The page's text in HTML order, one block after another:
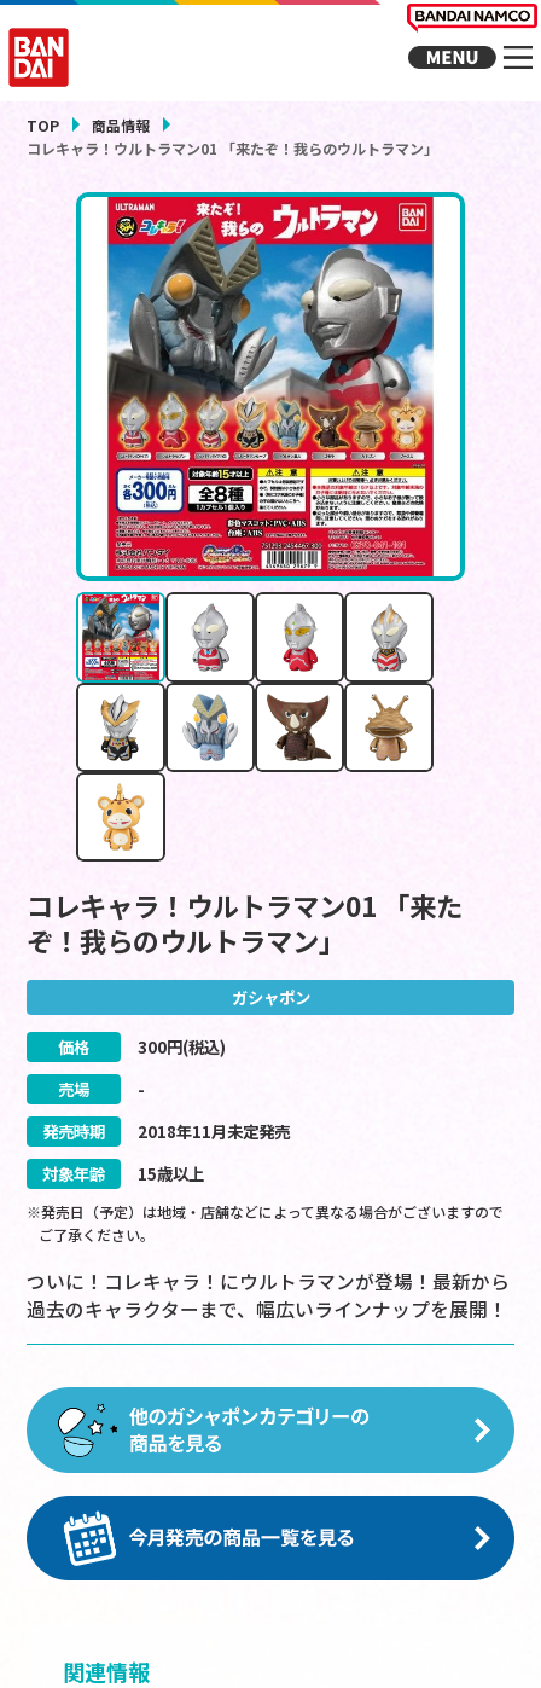
TOP
商品情報
コレキャラ！ウルトラマン01 「来たぞ！我らのウルトラマン」
コレキャラ！ウルトラマン01 「来た
ぞ！我らのウルトラマン」
ガシャポン
価格 300円(税込)
売場
-
発売時期
2018年11月未定発売
対象年齢
15歳以上
※発売日（予定）は地域・店舗などによって異なる場合がございますので
ご了承ください。
ついに！コレキャラ！にウルトラマンが登場！最新から
過去のキャラクターまで、幅広いラインナップを展開！
関連情報